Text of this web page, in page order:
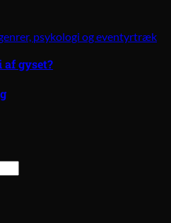
psykologi og eventyrtræk
gyset?